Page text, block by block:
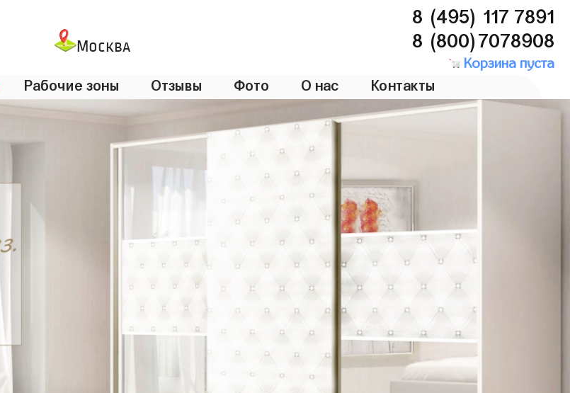
Москва
8 (495) 117 7891
8 (800)7078908
Корзина пуста
Рабочие зоны Отзывы Фото О нас Контакты